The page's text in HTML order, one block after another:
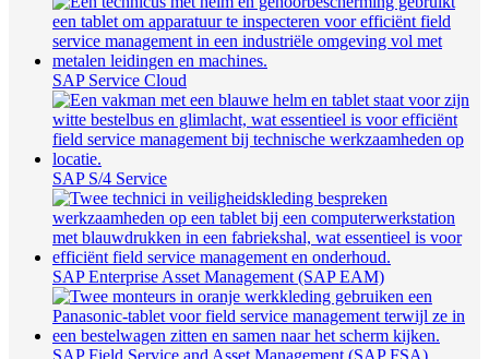
SAP Service Cloud
SAP S/4 Service
SAP Enterprise Asset Management (SAP EAM)
SAP Field Service and Asset Management (SAP FSA)